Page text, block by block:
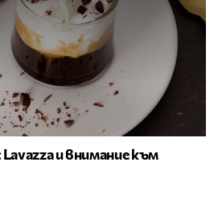
и внимание към